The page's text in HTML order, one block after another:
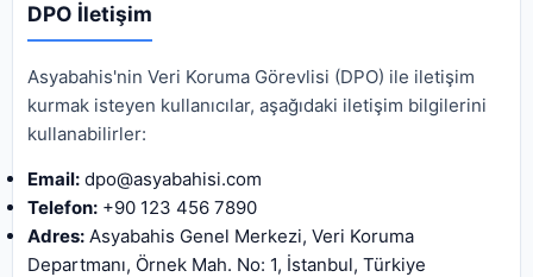
DPO İletişim
Asyabahis'nin Veri Koruma Görevlisi (DPO) ile iletişim
kurmak isteyen kullanıcılar, aşağıdaki iletişim bilgilerini
kullanabilirler:
Email: dpo@asyabahisi.com
Telefon: +90 123 456 7890
Adres: Asyabahis Genel Merkezi, Veri Koruma
Departmanı, Örnek Mah. No: 1, İstanbul, Türkiye